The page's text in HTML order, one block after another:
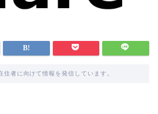
者に向けて情報を発信しています。